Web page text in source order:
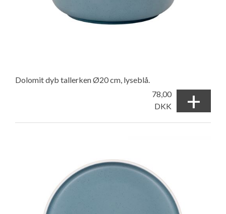
Dolomit dyb tallerken Ø20 cm, lyseblå.
78,00
DKK
+